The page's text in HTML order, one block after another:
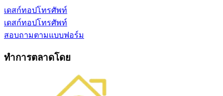
เดสก์ทอปโทรศัพท์
เดสก์ทอปโทรศัพท์
สอบถามตามแบบฟอร์ม
ทำการตลาดโดย